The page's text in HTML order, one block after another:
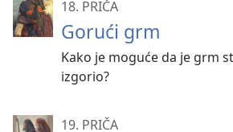
18. PRIČA
Gorući grm
Kako je moguće da je grm
izgorio?
19. PRIČA